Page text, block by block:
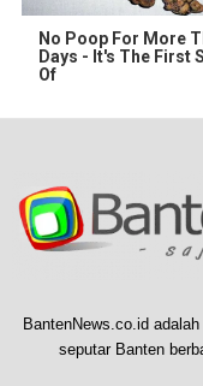
No Poop For More
Days - It's The First
Of
BantenNews.co.id
seputar Banten